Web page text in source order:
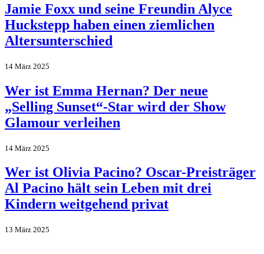
Jamie Foxx und seine Freundin Alyce
Huckstepp haben einen ziemlichen
Altersunterschied
14 März 2025
Wer ist Emma Hernan? Der neue
„Selling Sunset“-Star wird der Show
Glamour verleihen
14 März 2025
Wer ist Olivia Pacino? Oscar-Preisträger
Al Pacino hält sein Leben mit drei
Kindern weitgehend privat
13 März 2025